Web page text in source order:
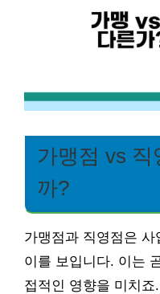
가맹점 vs 직
까?
가맹점과 직영점은
이를 보입니다. 이는
접적인 영향을 미치죠